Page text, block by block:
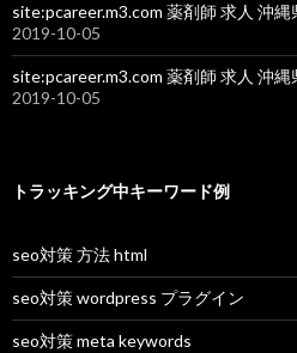
site:pcareer.m3.com 薬剤師 求人 沖縄
2019-10-05
site:pcareer.m3.com 薬剤師 求人 沖縄
2019-10-05
トラッキング中キーワード例
seo対策 方法 html
seo対策 wordpress プラグイン
seo対策 meta keywords